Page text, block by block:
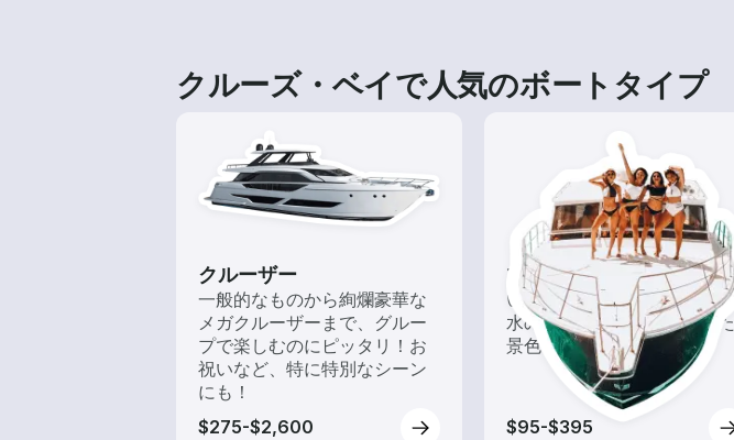
クルーズ・ベイで人気のボートタイプ
クルーザー
一般的なものから絢爛豪華な
メガクルーザーまで、グルー
プで楽しむのにピッタリ！お
祝いなど、特に特別なシーン
にも！
$275-$2,600
ツアー
いろんな再発見があるかも!?
水の上から眺める一味違った
景色を楽しもう！
$95-$395